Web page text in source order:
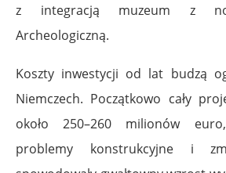
z integracją muzeum z
Archeologiczną.
Koszty inwestycji od lat budzą
Niemczech. Początkowo cały
około 250–260 milionów
problemy konstrukcyjne i